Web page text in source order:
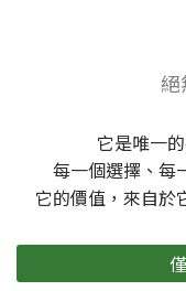
絕
它是唯一
每一個選擇、每
它的價值，來自於